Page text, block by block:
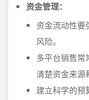
资金管理：
资金流动性要
风险。
多平台销售常
清楚资金来源
建立科学的预